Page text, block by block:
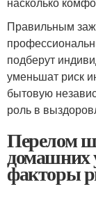
Правильным
подберут
уменьшат риск
бытовую
роль в
Перелом
домашних
факторы